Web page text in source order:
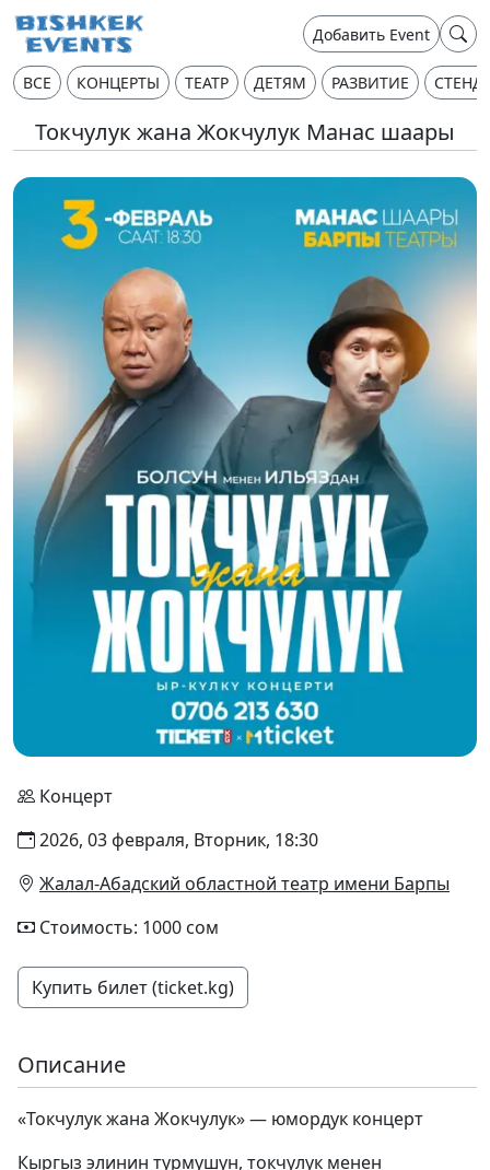
Добавить Event
ВСЕ КОНЦЕРТЫ ТЕАТР ДЕТЯМ РАЗВИТИЕ
Токчулук жана Жокчулук Манас шаары
Концерт
2026, 03 февраля, Вторник, 18:30
Жалал-Абадский областной театр имени Барпы
Стоимость: 1000 сом
Купить билет (ticket.kg)
Описание
«Токчулук жана Жокчулук» — юмордук концерт
Кыргыз элинин турмушун, токчулук менен